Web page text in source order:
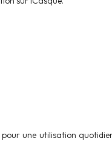
une utilisation